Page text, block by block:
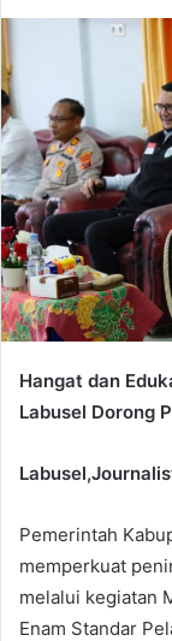
email
Hangat dan
Labusel Dorong
Pemerintah
memperkuat
melalui kegiatan
Enam Standar